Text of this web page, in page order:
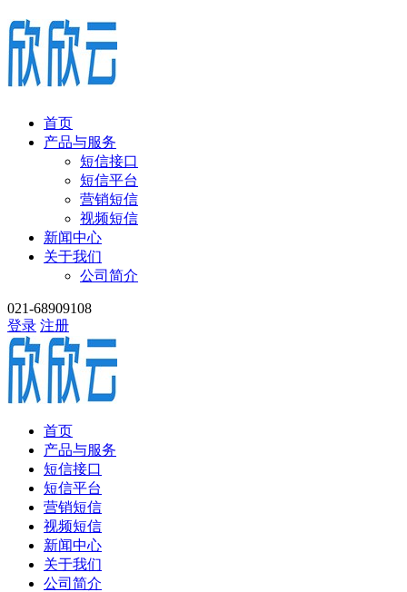
首页
产品与服务
短信接口
短信平台
营销短信
视频短信
新闻中心
关于我们
公司简介
021-68909108
登录 注册
首页
产品与服务
短信接口
短信平台
营销短信
视频短信
新闻中心
关于我们
公司简介